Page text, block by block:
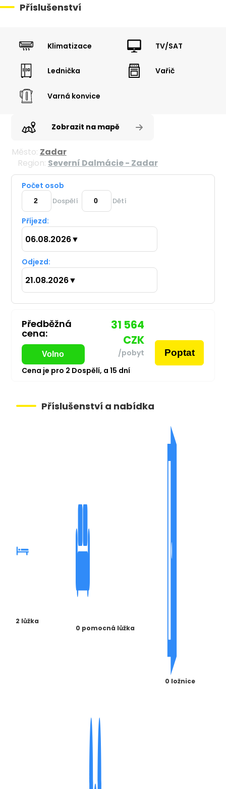
Příslušenství
Klimatizace TV/SAT
Lednička Vařič
Varná konvice
Zobrazit na mapě
Město: Zadar
Region: Severní Dalmácie - Zadar
Počet osob
Dospělí Dětí
Příjezd:
06.08.2026▼
Odjezd:
21.08.2026▼
Předběžná
cena:
Volno
31 564
CZK
/pobyt Poptat
Cena je pro 2 Dospělí, a 15 dní
Příslušenství a nabídka
2 lůžka
0 pomocná lůžka
0 ložnice